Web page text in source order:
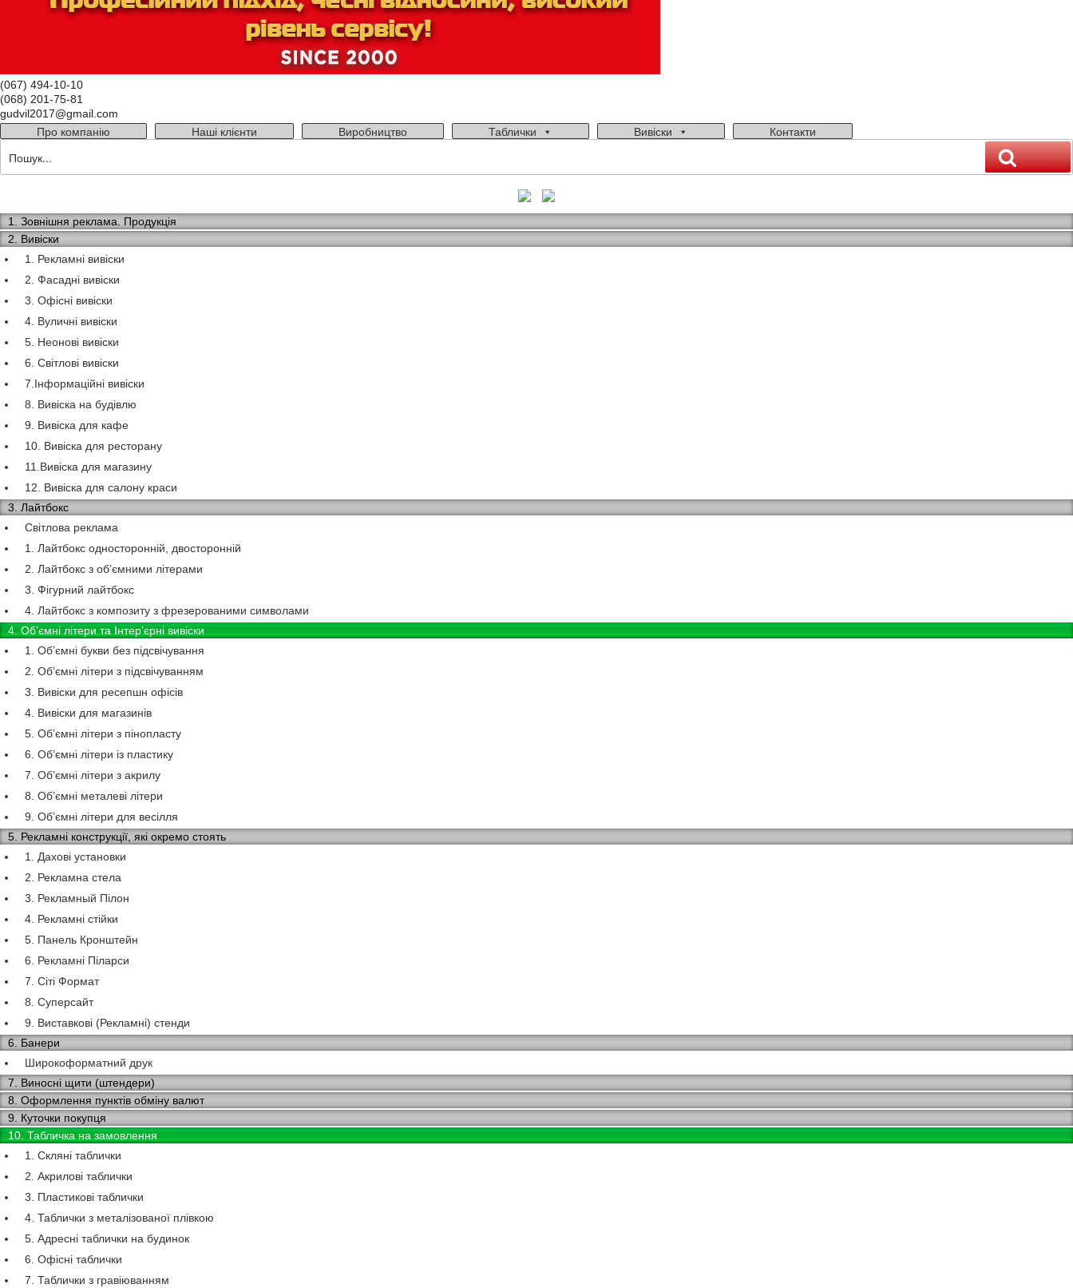
(067) 494-10-10
(068) 201-75-81
gudvil2017@gmail.com
Про компанію
Наші клієнти Виробництво Таблички Вивіски Контакти
Пошук
1. Зовнішня реклама. Продукція
2. Вивіски
1. Рекламні вивіски
2. Фасадні вивіски
3. Офісні вивіски
4. Вуличні вивіски
5. Неонові вивіски
6. Світлові вивіски
7.Інформаційні вивіски
8. Вивіска на будівлю
9. Вивіска для кафе
10. Вивіска для ресторану
11.Вивіска для магазину
12. Вивіска для салону краси
3. Лайтбокс
Світлова реклама
1. Лайтбокс односторонній, двосторонній
2. Лайтбокс з об’ємними літерами
3. Фігурний лайтбокс
4. Лайтбокс з композиту з фрезерованими символами
4. Об’ємні літери та Інтер’єрні вивіски
1. Об’ємні букви без підсвічування
2. Об’ємні літери з підсвічуванням
3. Вивіски для ресепшн офісів
4. Вивіски для магазинів
5. Об’ємні літери з пінопласту
6. Об’ємні літери із пластику
7. Об’ємні літери з акрилу
8. Об’ємні металеві літери
9. Об’ємні літери для весілля
5. Рекламні конструкції, які окремо стоять
1. Дахові установки
2. Рекламна стела
3. Рекламный Пілон
4. Рекламні стійки
5. Панель Кронштейн
6. Рекламні Піларси
7. Сіті Формат
8. Суперсайт
9. Виставкові (Рекламні) стенди
6. Банери
Широкоформатний друк
7. Виносні щити (штендери)
8. Оформлення пунктів обміну валют
9. Куточки покупця
10. Табличка на замовлення
1. Скляні таблички
2. Акрилові таблички
3. Пластикові таблички
4. Таблички з металізованої плівкою
5. Адресні таблички на будинок
6. Офісні таблички
7. Таблички з гравіюванням